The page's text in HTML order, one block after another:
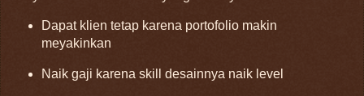
Dapat klien tetap karena portofolio makin
meyakinkan
Naik gaji karena skill desainnya naik level